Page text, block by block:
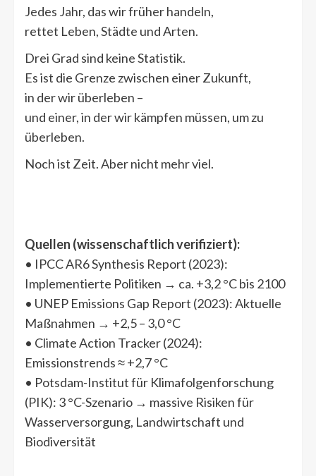
Jedes Jahr, das wir früher handeln,
rettet Leben, Städte und Arten.
Drei Grad sind keine Statistik.
Es ist die Grenze zwischen einer Zukunft,
in der wir überleben –
und einer, in der wir kämpfen müssen, um zu
überleben.
Noch ist Zeit. Aber nicht mehr viel.
Quellen (wissenschaftlich verifiziert):
• IPCC AR6 Synthesis Report (2023):
Implementierte Politiken → ca. +3,2 °C bis 2100
• UNEP Emissions Gap Report (2023): Aktuelle
Maßnahmen → +2,5 – 3,0 °C
• Climate Action Tracker (2024):
Emissionstrends ≈ +2,7 °C
• Potsdam-Institut für Klimafolgenforschung
(PIK): 3 °C-Szenario → massive Risiken für
Wasserversorgung, Landwirtschaft und
Biodiversität